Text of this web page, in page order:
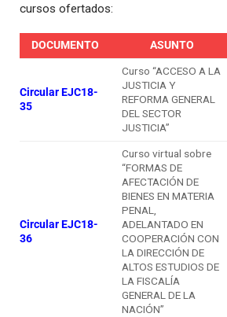
cursos ofertados:
DOCUMENTO ASUNTO
Circular EJC18-
35
Curso “ACCESO A LA
JUSTICIA Y
REFORMA GENERAL
DEL SECTOR
JUSTICIA”
Circular EJC18-
36
Curso virtual sobre
“FORMAS DE
AFECTACIÓN DE
BIENES EN MATERIA
PENAL,
ADELANTADO EN
COOPERACIÓN CON
LA DIRECCIÓN DE
ALTOS ESTUDIOS DE
LA FISCALÍA
GENERAL DE LA
NACIÓN”